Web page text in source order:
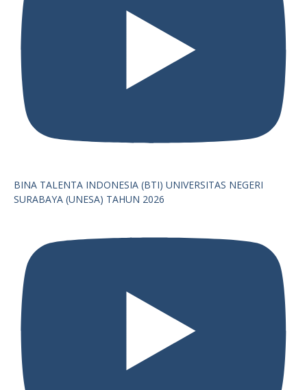
BINA TALENTA INDONESIA (BTI) UNIVERSITAS NEGERI
SURABAYA (UNESA) TAHUN 2026